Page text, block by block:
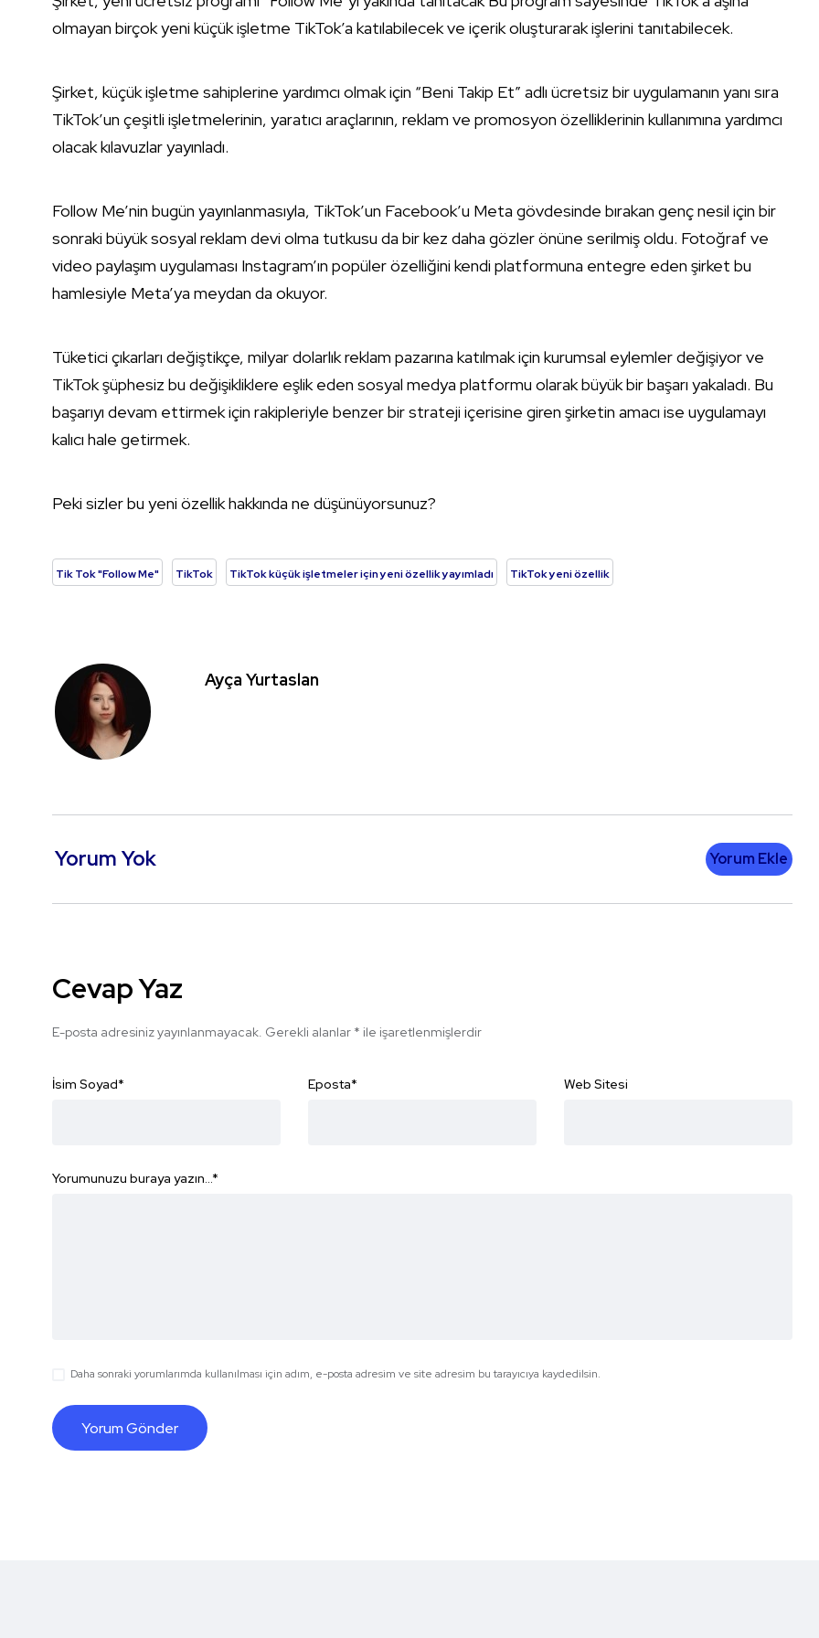
olmayan birçok yeni küçük işletme TikTok’a katılabilecek ve içerik oluşturarak işlerini tanıtabilecek.
Şirket, küçük işletme sahiplerine yardımcı olmak için “Beni Takip Et” adlı ücretsiz bir uygulamanın yanı sıra
TikTok’un çeşitli işletmelerinin, yaratıcı araçlarının, reklam ve promosyon özelliklerinin kullanımına yardımcı
olacak kılavuzlar yayınladı.
Follow Me’nin bugün yayınlanmasıyla, TikTok’un Facebook’u Meta gövdesinde bırakan genç nesil için bir
sonraki büyük sosyal reklam devi olma tutkusu da bir kez daha gözler önüne serilmiş oldu. Fotoğraf ve
video paylaşım uygulaması Instagram’ın popüler özelliğini kendi platformuna entegre eden şirket bu
hamlesiyle Meta’ya meydan da okuyor.
Tüketici çıkarları değiştikçe, milyar dolarlık reklam pazarına katılmak için kurumsal eylemler değişiyor ve
TikTok şüphesiz bu değişikliklere eşlik eden sosyal medya platformu olarak büyük bir başarı yakaladı. Bu
başarıyı devam ettirmek için rakipleriyle benzer bir strateji içerisine giren şirketin amacı ise uygulamayı
kalıcı hale getirmek.
Peki sizler bu yeni özellik hakkında ne düşünüyorsunuz?
Tik Tok "Follow Me" TikTok TikTok küçük işletmeler için yeni özellik yayımladı TikTok yeni özellik
Ayça Yurtaslan
Yorum Yok Yorum Ekle
Cevap Yaz
E-posta adresiniz yayınlanmayacak. Gerekli alanlar * ile işaretlenmişlerdir
İsim Soyad* Eposta* Web Sitesi
Yorumunuzu buraya yazın...*
Daha sonraki yorumlarımda kullanılması için adım, e-posta adresim ve site adresim bu tarayıcıya kaydedilsin.